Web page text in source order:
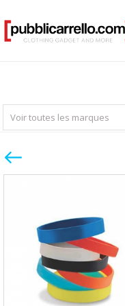
Voir toutes les marques